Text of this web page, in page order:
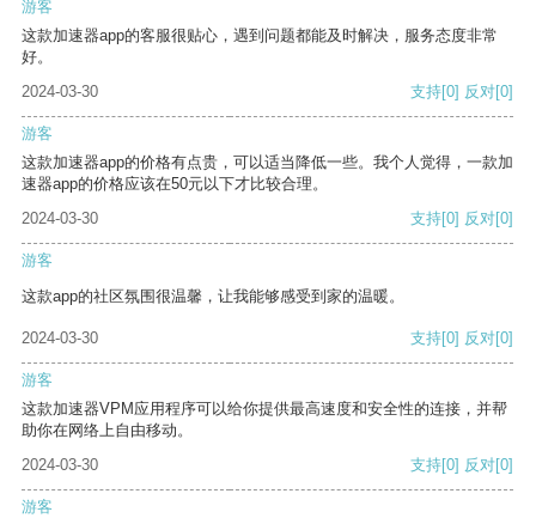
游客
这款加速器app的客服很贴心，遇到问题都能及时解决，服务态度非常
好。
2024-03-30
支持[0] 反对[0]
游客
这款加速器app的价格有点贵，可以适当降低一些。我个人觉得，一款加
速器app的价格应该在50元以下才比较合理。
2024-03-30
支持[0] 反对[0]
游客
这款app的社区氛围很温馨，让我能够感受到家的温暖。
2024-03-30 支持[0] 反对[0]
游客
这款加速器VPM应用程序可以给你提供最高速度和安全性的连接，并帮
助你在网络上自由移动。
2024-03-30
支持[0] 反对[0]
游客